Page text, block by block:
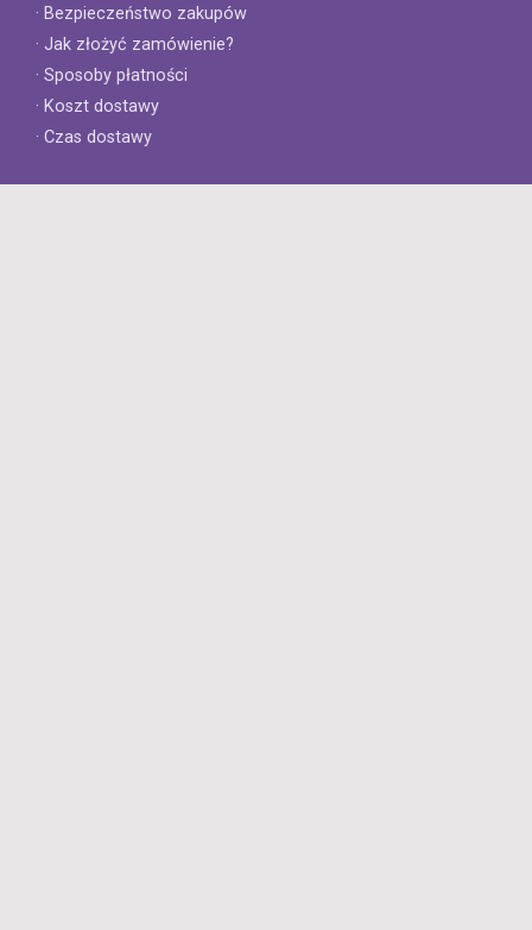
· Bezpieczeństwo zakupów
· Jak złożyć zamówienie?
· Sposoby płatności
· Koszt dostawy
· Czas dostawy